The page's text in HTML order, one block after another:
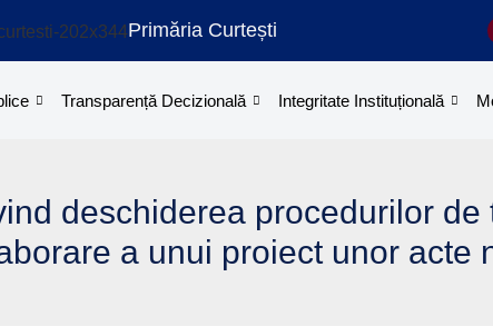
Primăria Curtești
Transparență Decizională Integritate Instituțională
deschiderea procedurilor
a unui proiect unor acte